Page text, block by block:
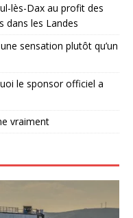
lès-Dax au profit des
dans les Landes
sensation plutôt qu’un
le sponsor officiel a
vraiment